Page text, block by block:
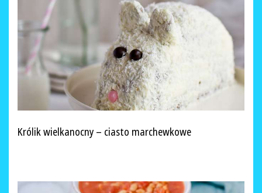
Królik wielkanocny – ciasto marchewkowe